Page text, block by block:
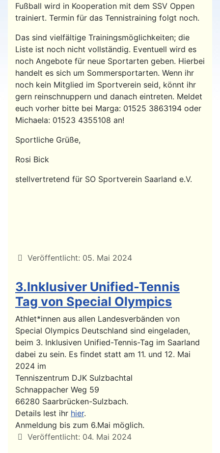
Fußball wird in Kooperation mit dem SSV Oppen
trainiert. Termin für das Tennistraining folgt noch.
Das sind vielfältige Trainingsmöglichkeiten; die
Liste ist noch nicht vollständig. Eventuell wird es
noch Angebote für neue Sportarten geben. Hierbei
handelt es sich um Sommersportarten. Wenn ihr
noch kein Mitglied im Sportverein seid, könnt ihr
gern reinschnuppern und danach eintreten. Meldet
euch vorher bitte bei Marga: 01525 3863194 oder
Michaela: 01523 4355108 an!
Sportliche Grüße,
Rosi Bick
stellvertretend für SO Sportverein Saarland e.V.
Details
Veröffentlicht: 05. Mai 2024
3.Inklusiver Unified-Tennis
Tag von Special Olympics
Athlet*innen aus allen Landesverbänden von
Special Olympics Deutschland sind eingeladen,
beim 3. Inklusiven Unified-Tennis-Tag im Saarland
dabei zu sein. Es findet statt am 11. und 12. Mai
2024 im
Tenniszentrum DJK Sulzbachtal
Schnappacher Weg 59
66280 Saarbrücken-Sulzbach.
Details lest ihr hier.
Anmeldung bis zum 6.Mai möglich.
Details
Veröffentlicht: 04. Mai 2024